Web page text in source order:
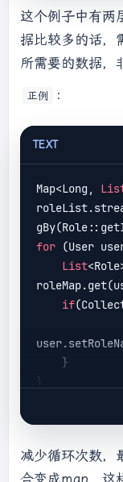
        }
    }
这个例子中有
据比较多的话，
所需要的数据，
正例 ：
TEXT
Map<Long,
for (User
List
if
减少循环次数，